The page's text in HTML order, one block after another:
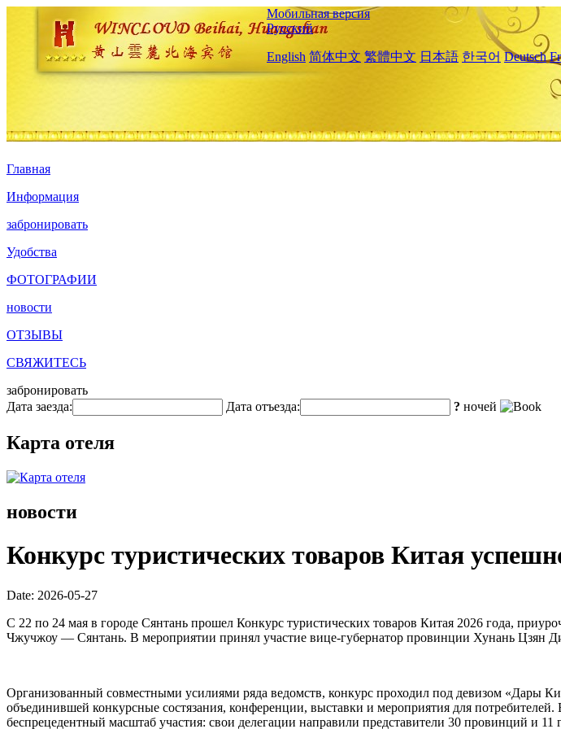
Мобильная версия
Русский
English 简体中文 繁體中文 日本語 한국어 Deutsch
Главная
Информация
забронировать
Удобства
ФОТОГРАФИИ
новости
ОТЗЫВЫ
СВЯЖИТЕСЬ
забронировать
Дата заезда:
Дата отъезда: ? ночей
Карта отеля
новости
Конкурс туристических товаров Китая
Date: 2026-05-27
С 22 по 24 мая в городе Сянтань прошел Конкурс туристических товаров Китая 2026 года,
Чжучжоу — Сянтань. В мероприятии принял участие вице-губернатор провинции Хунань Цзян
Организованный совместными усилиями ряда ведомств, конкурс проходил под девизом «Дары
объединившей конкурсные состязания, конференции, выставки и мероприятия для
беспрецедентный масштаб участия: свои делегации направили представители 30 провинций и